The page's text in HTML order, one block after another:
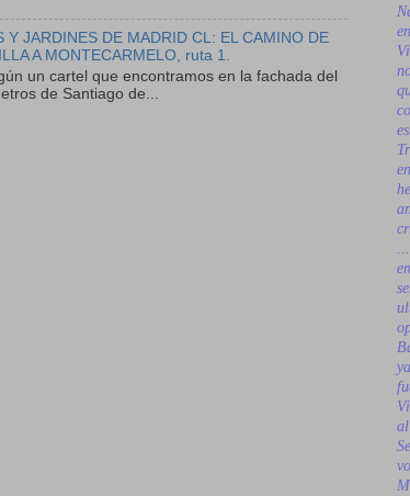
Y JARDINES DE MADRID CL: EL CAMINO DE
A MONTECARMELO, ruta 1.
un cartel que encontramos en la fachada del
de Santiago de...